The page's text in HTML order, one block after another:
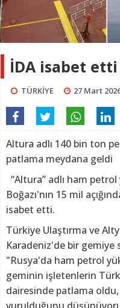
İDA isabet etti
TÜRKİYE 27 Mart
Altura adlı 140 bin ton
patlama meydana geldi
“Altura” adlı ham
Boğazı'nın 15 mil
isabet etti.
Türkiye Ulaştırma ve
Karadeniz'de bir gemiye
"Rusya'da ham petrol
geminin işletenlerin
dairesinde patlama oldu,